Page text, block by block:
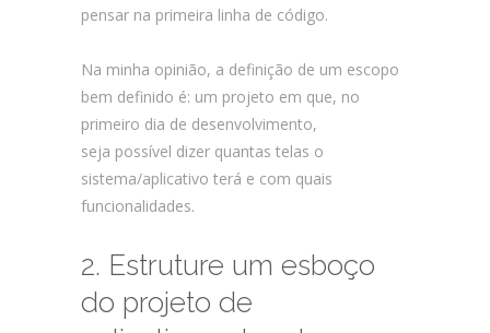
pensar na primeira linha de código.
Na minha opinião, a definição de um escopo
bem definido é: um projeto em que, no
primeiro dia de desenvolvimento,
seja possível dizer quantas telas o
sistema/aplicativo terá e com quais
funcionalidades.
2. Estruture um esboço
do projeto de